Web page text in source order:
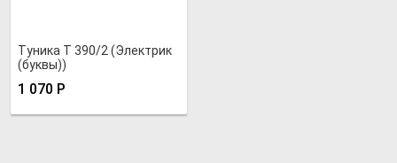
Туника Т 390/2 (Электрик
(буквы))
1 070 Р